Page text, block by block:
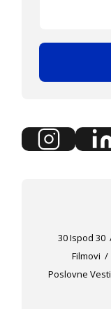
30 Ispod 30
Filmovi
Poslovne Vesti